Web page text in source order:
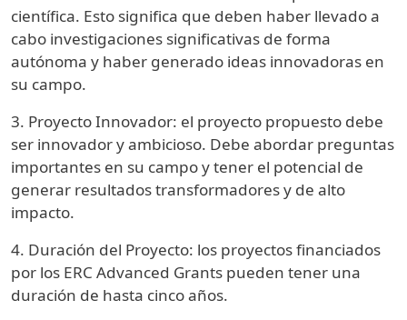
científica. Esto significa que deben haber llevado a
cabo investigaciones significativas de forma
autónoma y haber generado ideas innovadoras en
su campo.
3. Proyecto Innovador: el proyecto propuesto debe
ser innovador y ambicioso. Debe abordar preguntas
importantes en su campo y tener el potencial de
generar resultados transformadores y de alto
impacto.
4. Duración del Proyecto: los proyectos financiados
por los ERC Advanced Grants pueden tener una
duración de hasta cinco años.